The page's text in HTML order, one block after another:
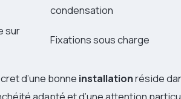
condensation
sur
Fixations sous charge
d’une bonne installationréside